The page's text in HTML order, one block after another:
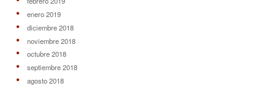
enero 2019
diciembre 2018
noviembre 2018
octubre 2018
septiembre 2018
agosto 2018